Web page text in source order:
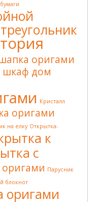
оригами
шкаф дом
Кристалл
оригами
на елку Открытка-
к
с
Парусник
блокнот
оригами